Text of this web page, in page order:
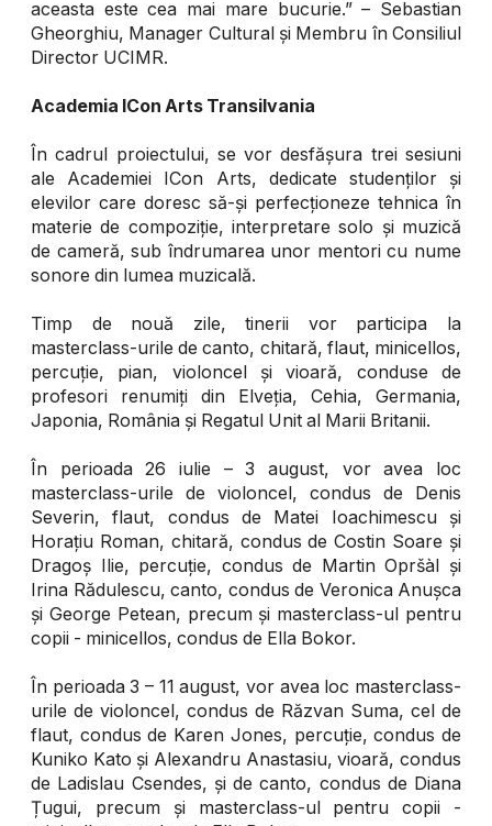
aceasta este cea mai mare bucurie.” – Sebastian
Gheorghiu, Manager Cultural și Membru în Consiliul
Director UCIMR.
Academia ICon Arts Transilvania
În cadrul proiectului, se vor desfășura trei sesiuni
ale Academiei ICon Arts, dedicate studenților și
elevilor care doresc să-și perfecționeze tehnica în
materie de compoziție, interpretare solo și muzică
de cameră, sub îndrumarea unor mentori cu nume
sonore din lumea muzicală.
Timp de nouă zile, tinerii vor participa la
masterclass-urile de canto, chitară, flaut, minicellos,
percuție, pian, violoncel și vioară, conduse de
profesori renumiți din Elveția, Cehia, Germania,
Japonia, România și Regatul Unit al Marii Britanii.
În perioada 26 iulie – 3 august, vor avea loc
masterclass-urile de violoncel, condus de Denis
Severin, flaut, condus de Matei Ioachimescu și
Horațiu Roman, chitară, condus de Costin Soare și
Dragoș Ilie, percuție, condus de Martin Opršàl și
Irina Rădulescu, canto, condus de Veronica Anușca
și George Petean, precum și masterclass-ul pentru
copii - minicellos, condus de Ella Bokor.
În perioada 3 – 11 august, vor avea loc masterclass-
urile de violoncel, condus de Răzvan Suma, cel de
flaut, condus de Karen Jones, percuție, condus de
Kuniko Kato și Alexandru Anastasiu, vioară, condus
de Ladislau Csendes, și de canto, condus de Diana
Țugui, precum și masterclass-ul pentru copii -